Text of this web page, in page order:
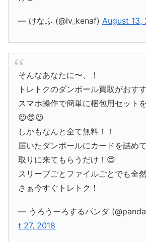
— けなふ (@lv_kenaf)August 13,
そんなあなたに〜、！
トレトクのダンボール買取がお
スマホ操作で簡単に梱包用セット
😍😍😍
しかもなんと全て無料！！
届いたダンボールにカードを詰め
取りに来てもらうだけ！😍
スリーブごとファイルごとでも全然
さぁ今すぐトレトク！
— うろうーろするパンダ
t 27, 2018